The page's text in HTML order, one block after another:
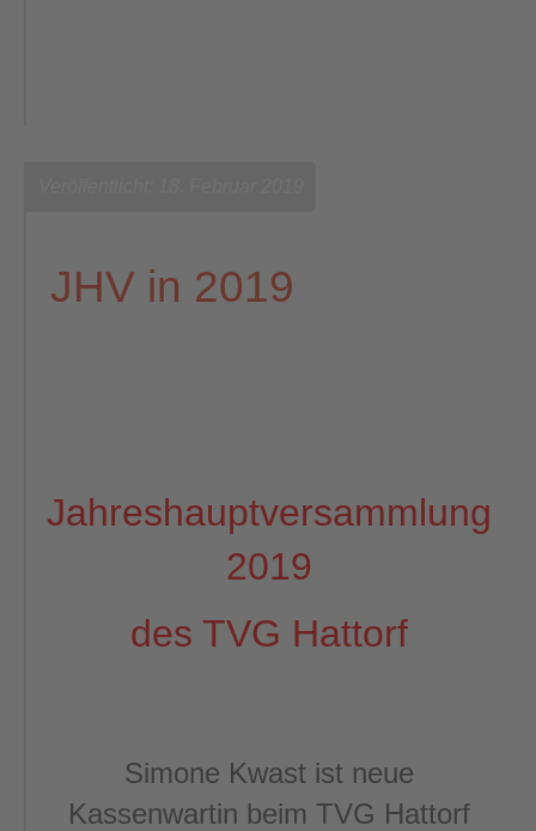
JHV in 2019
Jahreshauptversammlung
2019
des TVG Hattorf
Simone Kwast ist neue
Kassenwartin beim TVG Hattorf